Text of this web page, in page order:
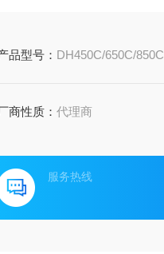
品型号： DH450C/650C/850C
商性质：代理商
服务热线